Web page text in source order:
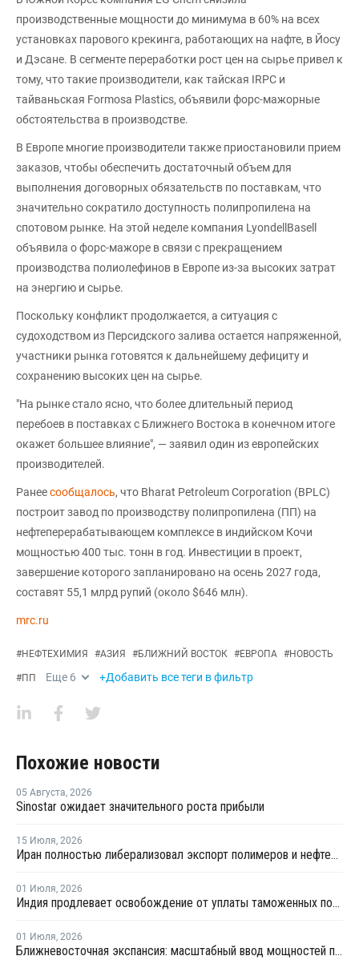
производственные мощности до минимума в 60% на всех
установках парового крекинга, работающих на нафте, в Йосу
и Дэсане. В сегменте переработки рост цен на сырье привел к
тому, что такие производители, как тайская IRPC и
тайваньская Formosa Plastics, объявили форс-мажорные
обстоятельства в производстве.
В Европе многие производители также приостановили прием
заказов, чтобы обеспечить достаточный объем для
выполнения договорных обязательств по поставкам, что
значительно сократило доступность полипропилена на
спотовом рынке. На этой неделе компания LyondellBasell
объявила о форс-мажоре в связи с прекращением
производства полиолефинов в Европе из-за высоких затрат
на энергию и сырье.
Поскольку конфликт продолжается, а ситуация с
судоходством из Персидского залива остается напряженной,
участники рынка готовятся к дальнейшему дефициту и
сохранению высоких цен на сырье.
"На рынке стало ясно, что более длительный период
перебоев в поставках с Ближнего Востока в конечном итоге
окажет большее влияние", — заявил один из европейских
производителей.
Ранеесообщалось, что Bharat Petroleum Corporation (BPLC)
построит завод по производству полипропилена (ПП) на
нефтеперерабатывающем комплексе в индийском Кочи
мощностью 400 тыс. тонн в год. Инвестиции в проект,
завершение которого запланировано на осень 2027 года,
составят 55,1 млрд рупий (около $646 млн).
mrc.ru
#НЕФТЕХИМИЯ #АЗИЯ #БЛИЖНИЙ ВОСТОК #ЕВРОПА #НОВОСТЬ
#ПП Еще 6 +Добавить все теги в фильтр
Похожие новости
05 Августа, 2026
Sinostar ожидает значительного роста прибыли
15 Июля, 2026
Иран полностью либерализовал экспорт полимеров и нефтехимии после отмены чрезвычайных ограничений
01 Июля, 2026
Индия продлевает освобождение от уплаты таможенных пошлин на импорт нефтехимии на фоне конфликта на Ближнем Востоке
01 Июля, 2026
Ближневосточная экспансия: масштабный ввод мощностей полиолефинов усилит профицит на мировом рынке